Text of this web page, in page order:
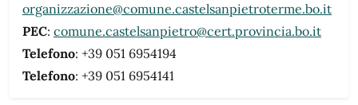
organizzazione@comune.castelsanpietroterme.bo.it
PEC: comune.castelsanpietro@cert.provincia.bo.it
Telefono: +39 051 6954194
Telefono: +39 051 6954141